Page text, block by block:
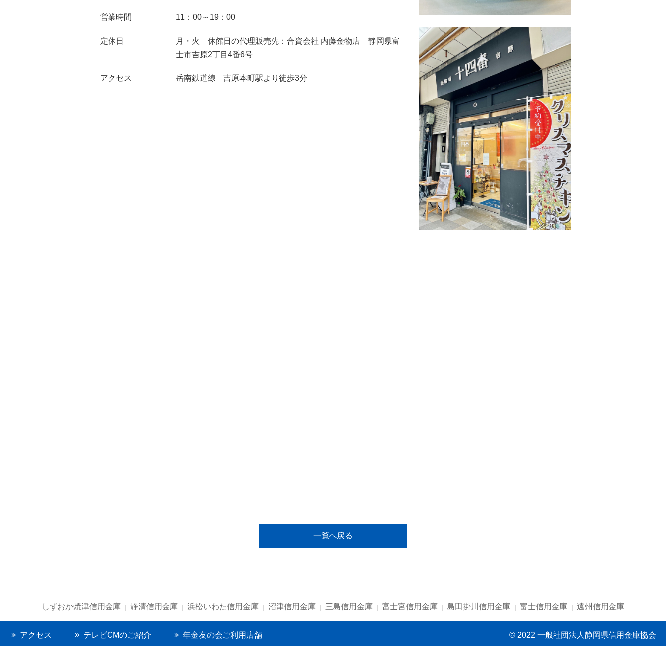
営業時間 11：00～19：00
定休日
月・火 休館日の代理販売先：合資会社 内藤金物店 静岡県富
士市吉原2丁目4番6号
アクセス 岳南鉄道線 吉原本町駅より徒歩3分
一覧へ戻る
しずおか焼津信用金庫 静清信用金庫 浜松いわた信用金庫 沼津信用金庫 三島信用金庫 富士宮信用金庫 島田掛川信用金庫 富士信用金庫 遠州信用金庫
アクセス テレビCMのご紹介 年金友の会ご利用店舗 © 2022 一般社団法人静岡県信用金庫協会